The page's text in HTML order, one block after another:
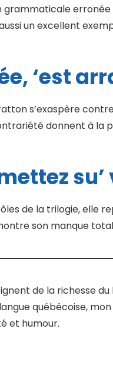
erronée
un excellent
‘est
s’exaspère
donnent à la
de la trilogie, elle
son manque
de la richesse
québécoise,
et humour.